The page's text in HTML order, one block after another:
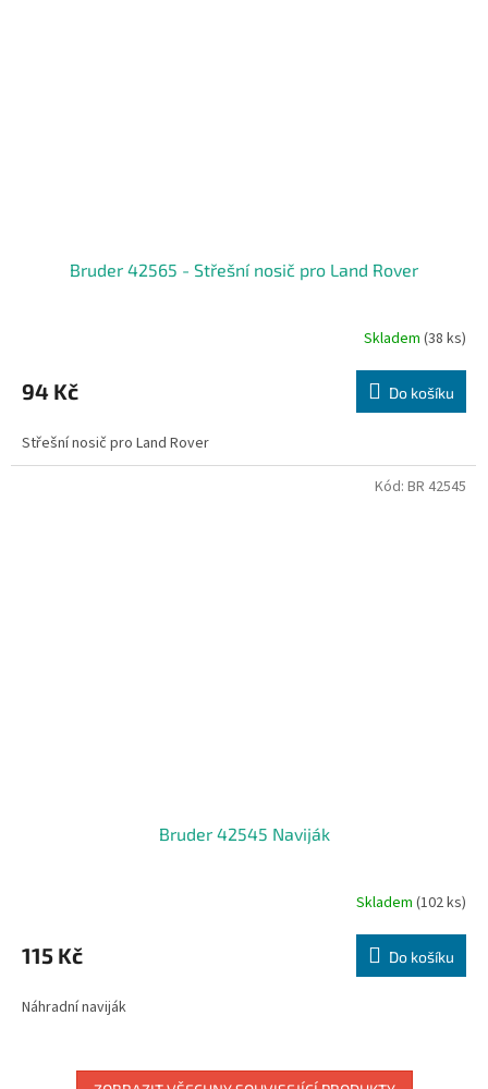
Bruder 42565 - Střešní nosič pro Land Rover
Skladem (38 ks)
94 Kč Do košíku
Střešní nosič pro Land Rover
Bruder 42545 Naviják
produktu
je
z
Skladem(102 ks)
115 Kč Do košíku
Náhradní naviják
Kód: BR 42545